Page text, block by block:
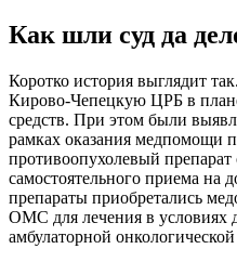
Как шли суд да
Коротко история выглядит
Кирово-Чепецкую ЦРБ в
средств. При этом были
рамках оказания медпомощи
противоопухолевый
самостоятельного приема на
препараты приобретались
ОМС для лечения в условиях
амбулаторной